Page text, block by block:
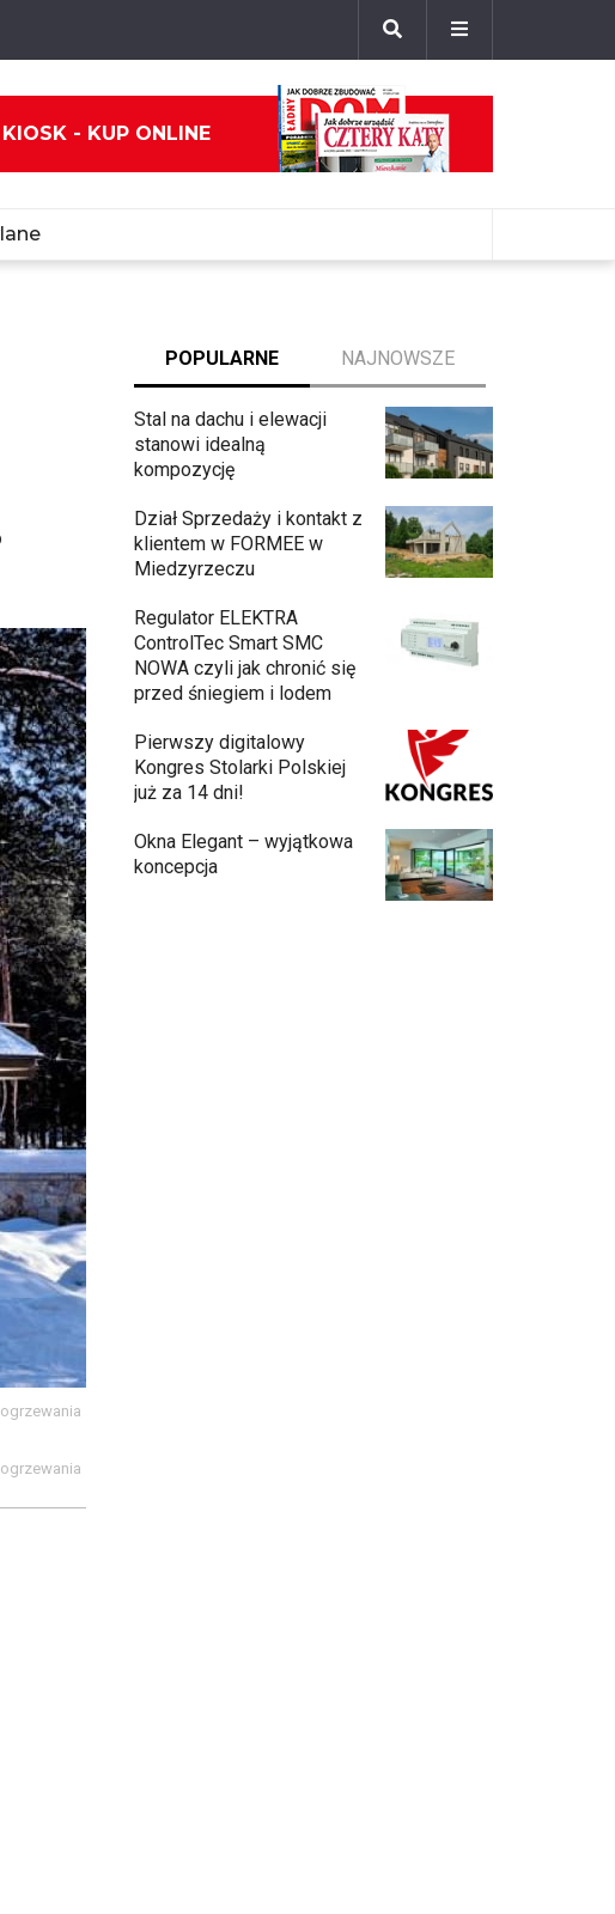
KIOSK - KUP ONLINE
POPULARNE NAJNOWSZE
Stal na dachu i elewacji
stanowi idealną
kompozycję
Dział Sprzedaży i kontakt z
klientem w FORMEE w
Miedzyrzeczu
Regulator ELEKTRA
ControlTec Smart SMC
NOWA czyli jak chronić się
przed śniegiem i lodem
Pierwszy digitalowy
Kongres Stolarki Polskiej
już za 14 dni!
Okna Elegant – wyjątkowa
koncepcja